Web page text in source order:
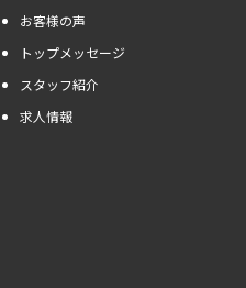
お客様の声
トップメッセージ
スタッフ紹介
求人情報